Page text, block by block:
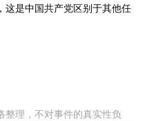
这是中国共产党区别于其他任
整理，不对事件的真实性负